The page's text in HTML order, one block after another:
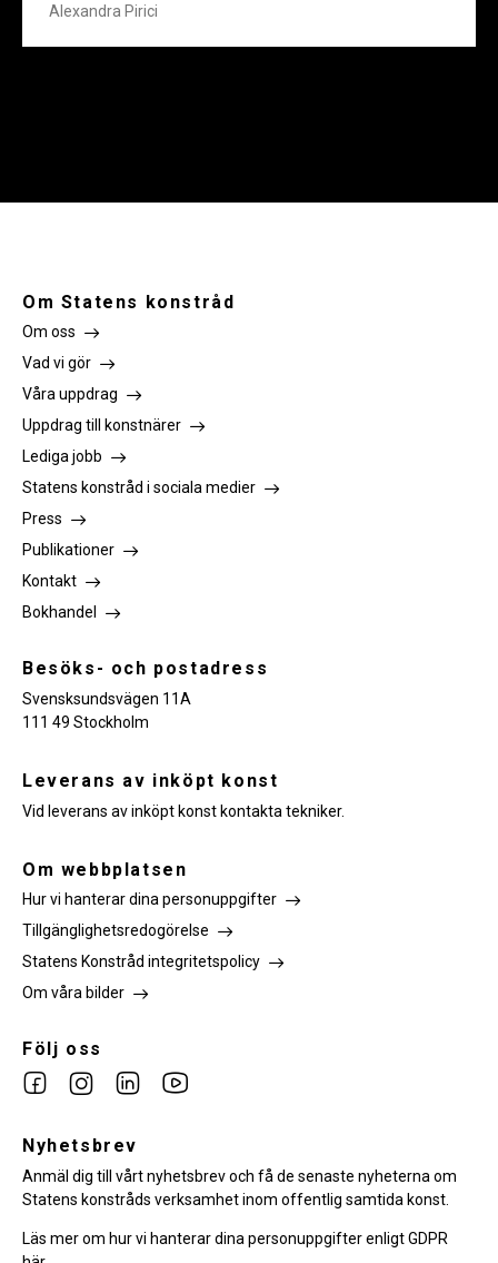
från industriarbetares rörelsemönster, från 1970-
Alexandra Pirici
Om Statens konstråd
Om oss
Vad vi gör
Våra uppdrag
Uppdrag till konstnärer
Lediga jobb
Statens konstråd i sociala medier
Press
Publikationer
Kontakt
Bokhandel
Besöks- och postadress
Svensksundsvägen 11A
111 49 Stockholm
Leverans av inköpt konst
Vid leverans av inköpt konst kontakta tekniker.
Om webbplatsen
Hur vi hanterar dina personuppgifter
Tillgänglighetsredogörelse
Statens Konstråd integritetspolicy
Om våra bilder
Följ oss
facebookinstagramLinkedin
Nyhetsbrev
Anmäl dig till vårt nyhetsbrev och få de senaste nyheterna om
Statens konstråds verksamhet inom offentlig samtida konst.
Läs mer om hur vi hanterar dina personuppgifter enligt GDPR